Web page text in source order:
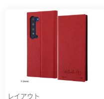
レイアウト